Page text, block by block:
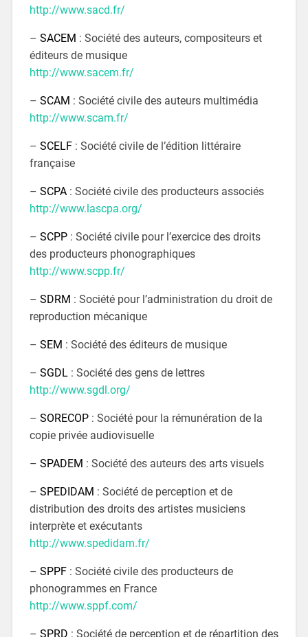
http://www.sacd.fr/
– SACEM : Société des auteurs, compositeurs et
éditeurs de musique
http://www.sacem.fr/
– SCAM : Société civile des auteurs multimédia
http://www.scam.fr/
– SCELF: Société civile de l’édition littéraire
française
– SCPA: Société civile des producteurs associés
http://www.lascpa.org/
– SCPP: Société civile pour l’exercice des droits
des producteurs phonographiques
http://www.scpp.fr/
– SDRM : Société pour l’administration du droit de
reproduction mécanique
– SEM : Société des éditeurs de musique
– SGDL : Société des gens de lettres
http://www.sgdl.org/
– SORECOP: Société pour la rémunération de la
copie privée audiovisuelle
– SPADEM : Société des auteurs des arts visuels
– SPEDIDAM : Société de perception et de
distribution des droits des artistes musiciens
interprète et exécutants
http://www.spedidam.fr/
– SPPF: Société civile des producteurs de
phonogrammes en France
http://www.sppf.com/
– SPRD : Société de perception et de répartition des